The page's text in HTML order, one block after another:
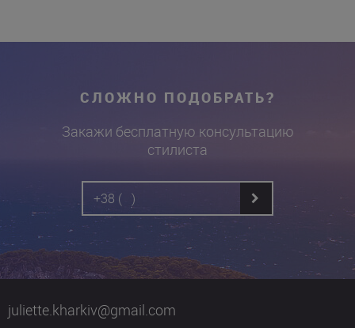
СЛОЖНО ПОДОБРАТЬ?
Закажи бесплатную консультацию
стилиста
juliette.kharkiv@gmail.com